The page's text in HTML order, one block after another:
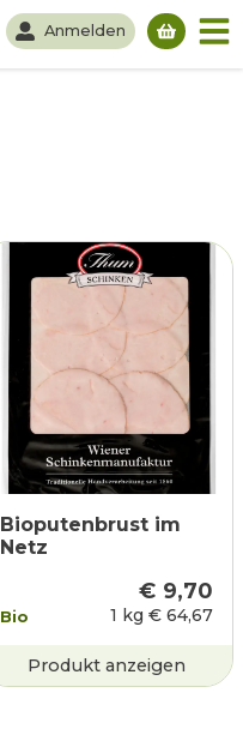
Anmelden
Bioputenbrust im
Netz
Bio
€ 9,70
1 kg € 64,67
Produkt anzeigen